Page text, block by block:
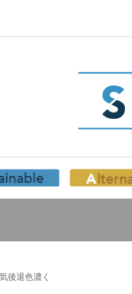
後退色濃く